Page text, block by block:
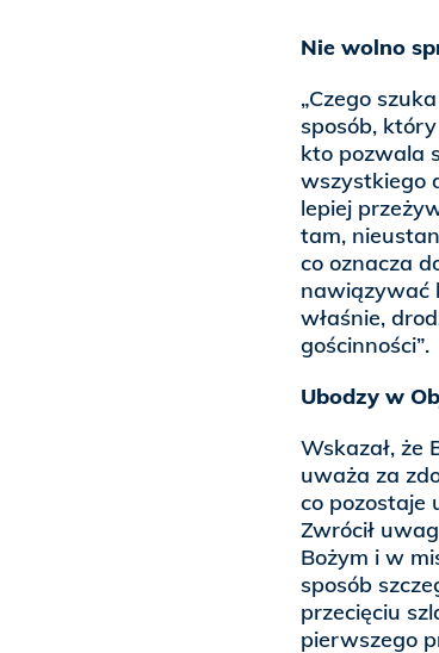
Nie wolno
„Czego
sposób,
kto pozwala
wszystkiego
lepiej
tam,
co oznacza
nawiązywać
właśnie,
gościnności”.
Ubodzy w
Wskazał, że
uważa za
co pozostaje
Zwrócił
Bożym i w
sposób
przecięciu
pierwszego